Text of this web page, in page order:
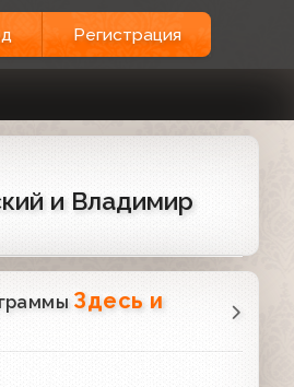
Регистрация
и Владимир
Здесь и